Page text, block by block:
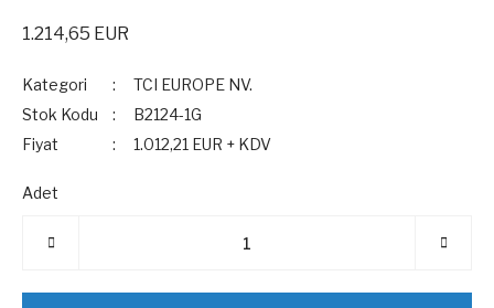
1.214,65 EUR
Kategori
TCI EUROPE NV.
Stok Kodu
B2124-1G
Fiyat
1.012,21 EUR + KDV
Adet